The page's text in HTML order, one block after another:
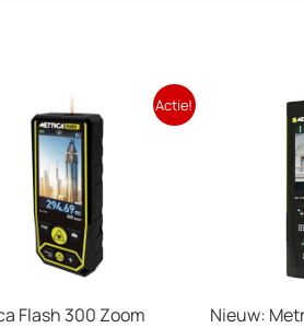
Actie!
Flash 300 Zoom
Nieuw: